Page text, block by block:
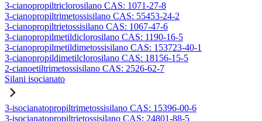
3-cianopropiltriclorosilano CAS: 1071-27-8
3-cianopropiltrimetossisilano CAS: 55453-24-2
3-cianopropiltrietossisilano CAS: 1067-47-6
3-cianopropilmetildiclorosilano CAS: 1190-16-5
3-cianopropilmetildimetossisilano CAS: 153723-40-1
3-cianopropildimetilclorosilano CAS: 18156-15-5
2-cianoetiltrimetossisilano CAS: 2526-62-7
Silani isocianato
3-isocianatopropiltrimetossisilano CAS: 15396-00-6
3-isocianatopropiltrietossisilano CAS: 24801-88-5